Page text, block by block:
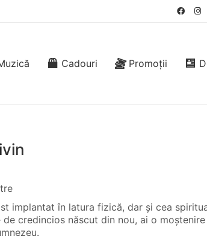
Cadouri Promoții
implantat în latura fizică, dar și cea
credincios născut din nou, ai o